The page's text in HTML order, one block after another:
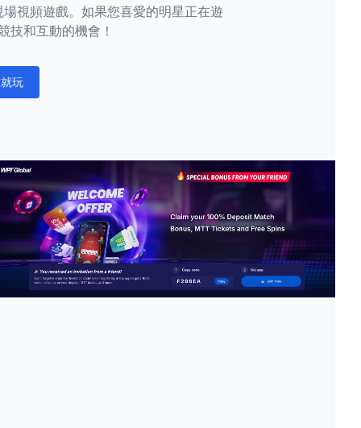
視頻遊戲。如果您喜愛的明星正在遊
技和互動的機會！
玩